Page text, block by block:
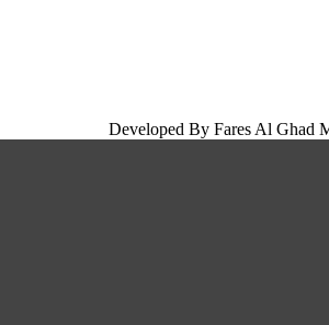
Developed By Fares Al Ghad